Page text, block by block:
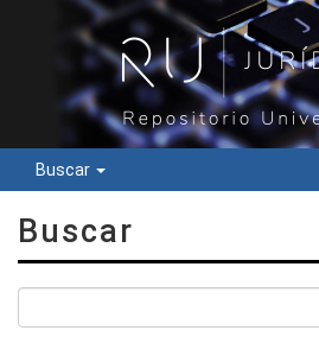
Buscar
Buscar